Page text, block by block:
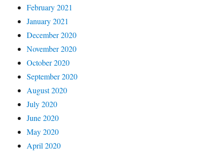
February 2021
January 2021
December 2020
November 2020
October 2020
September 2020
August 2020
July 2020
June 2020
May 2020
April 2020